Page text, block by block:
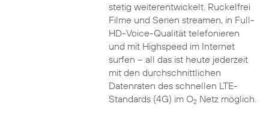
stetig weiterentwickelt. Ruckelfrei
Filme und Serien streamen, in Full-
HD-Voice-Qualität telefonieren
und mit Highspeed im Internet
surfen – all das ist heute jederzeit
mit den durchschnittlichen
Datenraten des schnellen LTE-
Standards (4G) im O2Netz möglich.